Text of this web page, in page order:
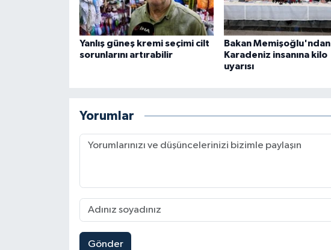
Yanlış güneş kremi seçimi cilt
sorunlarını artırabilir
Bakan Memişoğlu'ndan
Karadeniz insanına kilo
uyarısı
Yorumlar
Gönder